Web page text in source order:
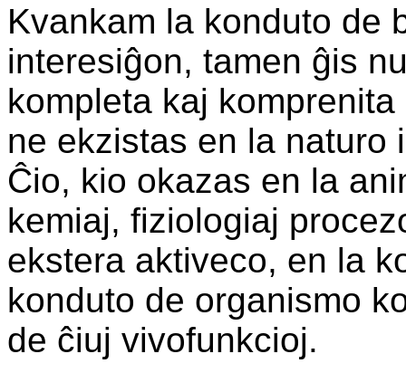
Kvankam la konduto de
interesiĝon, tamen ĝis
kompleta kaj
ne ekzistas en la naturo
Ĉio, kio okazas en la
kemiaj, fiziologiaj
ekstera aktiveco, en la
konduto de organismo
de ĉiuj vivofunkcioj.